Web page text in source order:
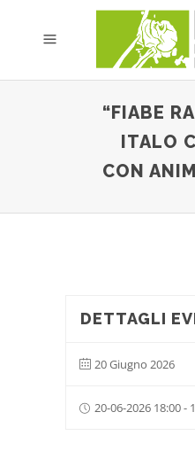
“FIABE
ITALO
CON
DETTAGLI
20 Giugno 2026
20-06-2026 18:00 -